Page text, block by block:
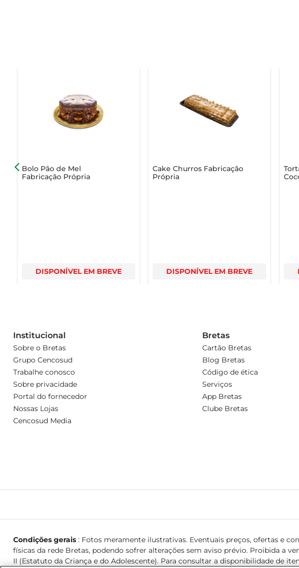
A Mini Torta de Morango Go é a escolha ideal para quem valoriza sabor e
Bolo Pão de Mel
Fabricação Própria
DISPONÍVEL EM BREVE
Cake Churros Fabricação
Própria
DISPONÍVEL EM BREVE
Institucional
Sobre o Bretas
Grupo Cencosud
Trabalhe conosco
Sobre privacidade
Portal do fornecedor
Nossas Lojas
Cencosud Media
Bretas
Cartão Bretas
Blog Bretas
Código de ética
Serviços
App Bretas
Clube Bretas
Condições gerais: Fotos meramente ilustrativas. Eventuais preços, ofertas e
físicas da rede Bretas, podendo sofrer alterações sem aviso prévio. Proibida a
II (Estatuto da Criança e do Adolescente). Para consultar a disponibilidade de